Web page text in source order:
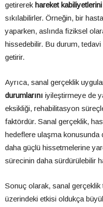
getirerek hareket kabiliyetlerini
sıkılabilirler. Örneğin, bir
yaparken, aslında fiziksel
hissedebilir. Bu durum,
getirir.
Ayrıca, sanal gerçeklik
durumlarını iyileştirmeye de
eksikliği, rehabilitasyon
faktördür. Sanal gerçeklik,
hedeflere ulaşma konusunda
daha güçlü hissetmelerine
sürecinin daha sürdürülebilir
Sonuç olarak, sanal
üzerindeki etkisi oldukça